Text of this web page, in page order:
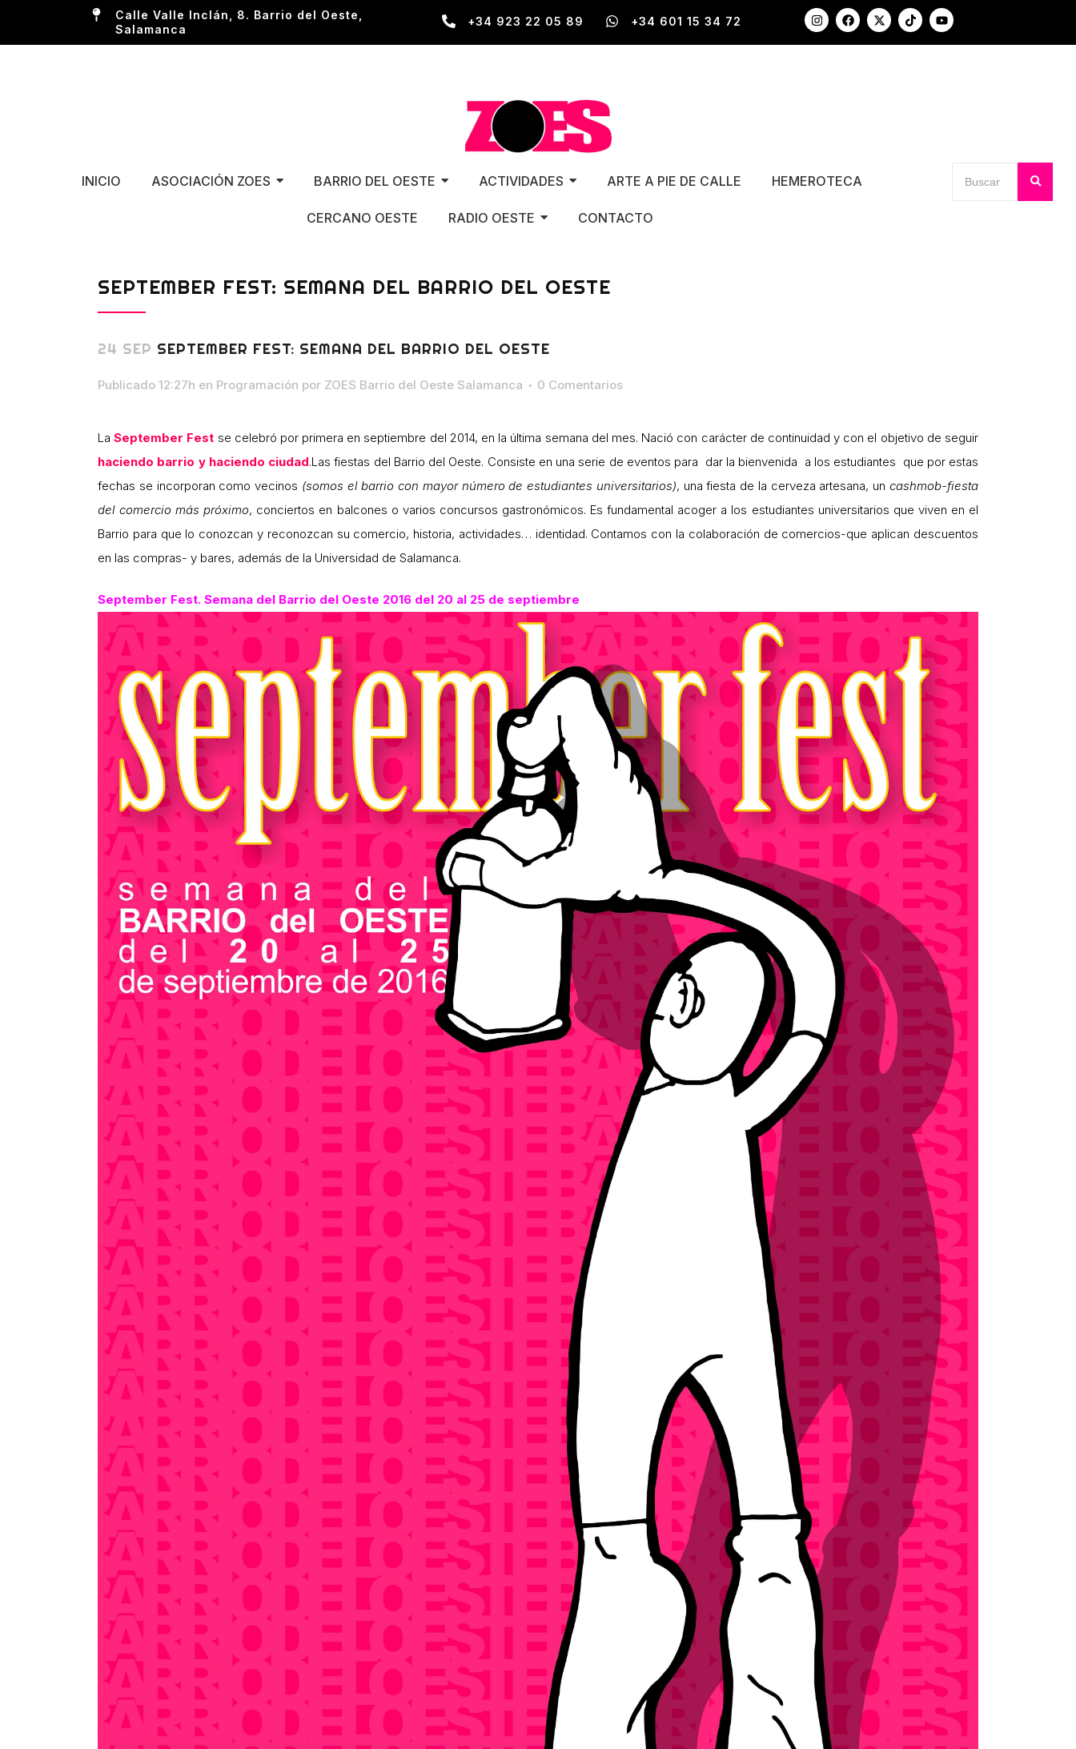
Calle Valle Inclán, 8. Barrio del Oeste,
Salamanca
+34 923 22 05 89 +34 601 15 34 72
INICIO ASOCIACIÓN ZOES BARRIO DEL OESTE ACTIVIDADES ARTE A PIE DE CALLE HEMEROTECA
CERCANO OESTE RADIO OESTE CONTACTO
SEPTEMBER FEST: SEMANA DEL BARRIO DEL OESTE
24 SEP SEPTEMBER FEST: SEMANA DEL BARRIO DEL OESTE
Publicado 12:27h en Programación por ZOES Barrio del Oeste Salamanca 0 Comentarios
LaSeptember Fest se celebró por primera en septiembre del 2014, en la última semana del mes. Nació con carácter de continuidad y con el objetivo de seguir
haciendo barrio y haciendo ciudad.Las fiestas del Barrio del Oeste. Consiste en una serie de eventos para dar la bienvenida a los estudiantes que por estas
fechas se incorporan como vecinos (somos el barrio con mayor número de estudiantes universitarios), una fiesta de la cerveza artesana, uncashmob-fiesta
del comercio más próximo, conciertos en balcones o varios concursos gastronómicos. Es fundamental acoger a los estudiantes universitarios que viven en el
Barrio para que lo conozcan y reconozcan su comercio, historia, actividades… identidad. Contamos con la colaboración de comercios-que aplican descuentos
en las compras- y bares, además de la Universidad de Salamanca.
September Fest. Semana del Barrio del Oeste 2016 del 20 al 25 de septiembre